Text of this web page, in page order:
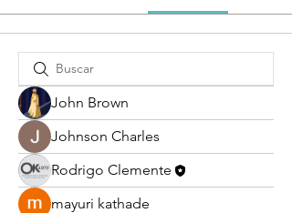
John Brown
Johnson Charles
Rodrigo Clemente
mayuri kathade